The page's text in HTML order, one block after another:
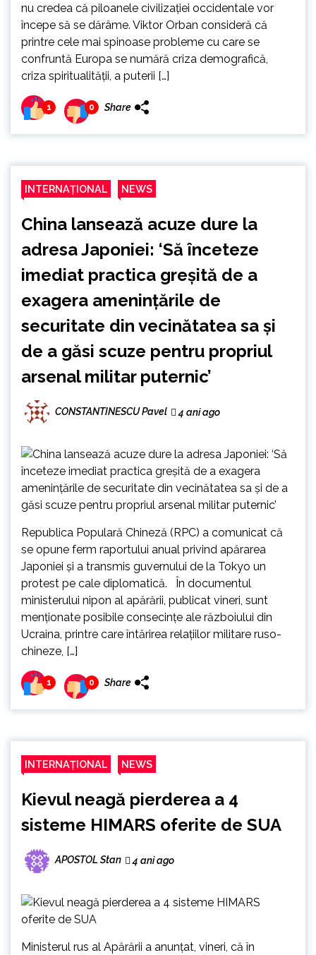
nu credea că piloanele civilizaţiei occidentale vor
începe să se dărâme. Viktor Orban consideră că
printre cele mai spinoase probleme cu care se
confruntă Europa se numără criza demografică,
criza spiritualităţii, a puterii […]
1 0 Share
INTERNAȚIONAL NEWS
China lansează acuze dure la
adresa Japoniei: ‘Să înceteze
imediat practica greșită de a
exagera amenințările de
securitate din vecinătatea sa și
de a găsi scuze pentru propriul
arsenal militar puternic’
CONSTANTINESCU Pavel 4 ani ago
Republica Populară Chineză (RPC) a comunicat că
se opune ferm raportului anual privind apărarea
Japoniei şi a transmis guvernului de la Tokyo un
protest pe cale diplomatică. În documentul
ministerului nipon al apărării, publicat vineri, sunt
menţionate posibile consecinţe ale războiului din
Ucraina, printre care întărirea relaţiilor militare ruso-
chineze, […]
1 0 Share
INTERNAȚIONAL NEWS
Kievul neagă pierderea a 4
sisteme HIMARS oferite de SUA
APOSTOL Stan 4 ani ago
Ministerul rus al Apărării a anunţat, vineri, că în